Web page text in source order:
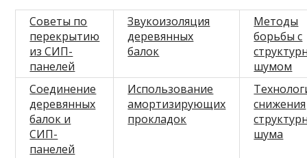
Советы по
перекрытию
из СИП-
панелей
Звукоизоляция
деревянных
балок
Методы
борьбы с
шумом
Соединение
деревянных
балок и
СИП-
панелей
Использование
амортизирующих
прокладок
снижения
шума